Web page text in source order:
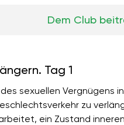
Dem Club
Tag 1
sexuellen Vergnügens
zu
ein Zustand